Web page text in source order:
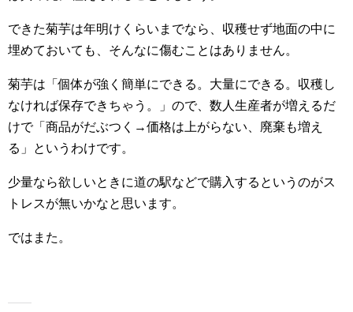
できた菊芋は年明けくらいまでなら、収穫せず地面の中に
埋めておいても、そんなに傷むことはありません。
菊芋は「個体が強く簡単にできる。大量にできる。収穫し
なければ保存できちゃう。」ので、数人生産者が増えるだ
けで「商品がだぶつく→価格は上がらない、廃棄も増え
る」というわけです。
少量なら欲しいときに道の駅などで購入するというのがス
トレスが無いかなと思います。
ではまた。